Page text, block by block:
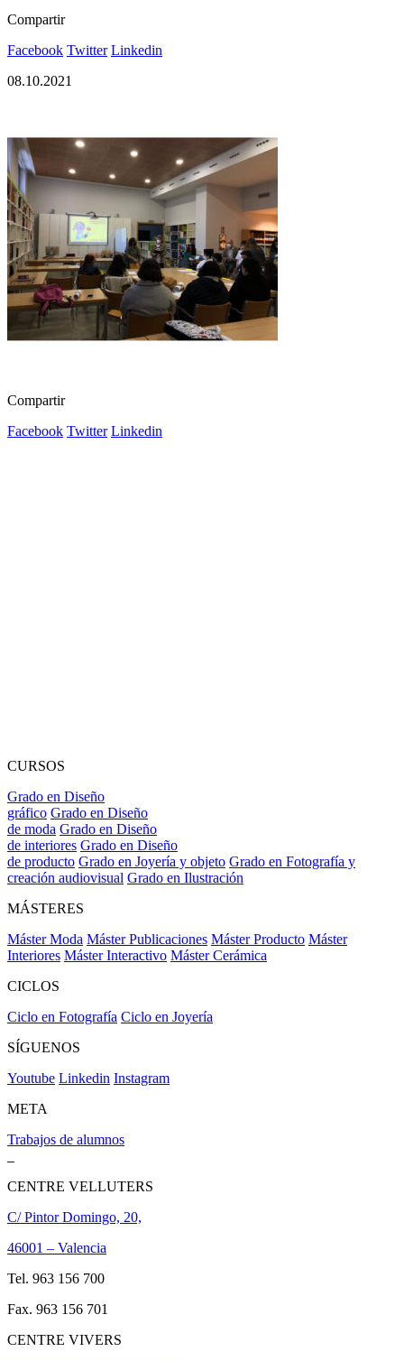
Compartir
Facebook Twitter Linkedin
08.10.2021
Compartir
Facebook Twitter Linkedin
CURSOS
Grado en Diseño
gráfico Grado en Diseño
de moda Grado en Diseño
de interiores Grado en Diseño
de producto Grado en Joyería y objeto Grado en Fotografía y
creación audiovisual Grado en Ilustración
MÁSTERES
Máster Moda Máster Publicaciones Máster Producto Máster
Interiores Máster Interactivo Máster Cerámica
CICLOS
Ciclo en Fotografía Ciclo en Joyería
SÍGUENOS
Youtube Linkedin Instagram
META
Trabajos de alumnos
CENTRE VELLUTERS
C/ Pintor Domingo, 20,
46001 – Valencia
Tel. 963 156 700
Fax. 963 156 701
CENTRE VIVERS